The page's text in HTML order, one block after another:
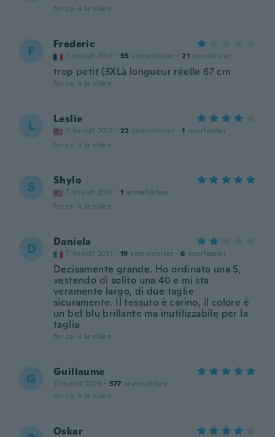
for ca. 4 år siden
F Frederic
Tilmeldt 2017 · 55 anmeldelser · 21 overførsler
trop petit (3XLà longueur réelle 67 cm
for ca. 4 år siden
L Leslie
Tilmeldt 2017 · 22 anmeldelser · 1 overførsler
for ca. 4 år siden
S Shylo
Tilmeldt 2017 · 1 anmeldelser
for ca. 4 år siden
D Daniela
Tilmeldt 2021 · 19 anmeldelser · 6 overførsler
Decisamente grande. Ho ordinato una S,
vestendo di solito una 40 e mi sta
veramente largo, di due taglie
sicuramente. Il tessuto è carino, il colore è
un bel blu brillante ma inutilizzabile per la
taglia
for ca. 4 år siden
G Guillaume
Tilmeldt 2020 · 577 anmeldelser
for ca. 4 år siden
Oskar